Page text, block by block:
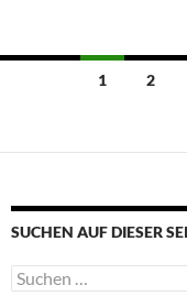
1 2
SUCHEN AUF DIESER
Suche
nach: